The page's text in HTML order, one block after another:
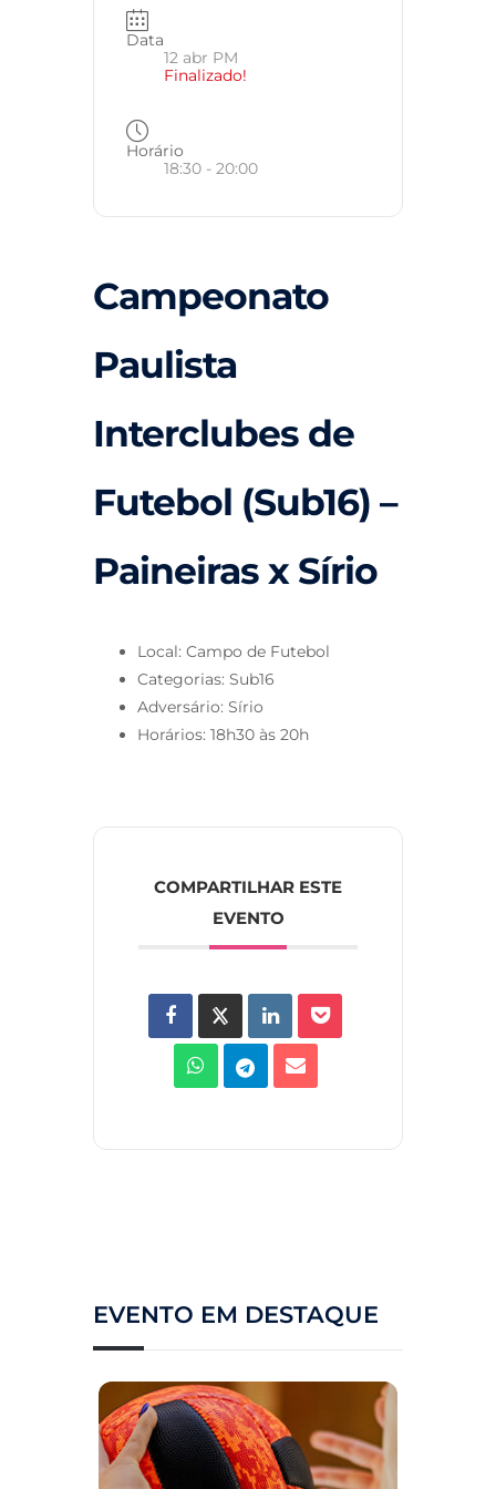
Data
12 abr PM
Finalizado!
Horário
18:30 - 20:00
Campeonato
Paulista
Interclubes de
Futebol (Sub16) –
Paineiras x Sírio
Local: Campo de Futebol
Categorias: Sub16
Adversário: Sírio
Horários: 18h30 às 20h
COMPARTILHAR ESTE
EVENTO
EVENTO EM DESTAQUE